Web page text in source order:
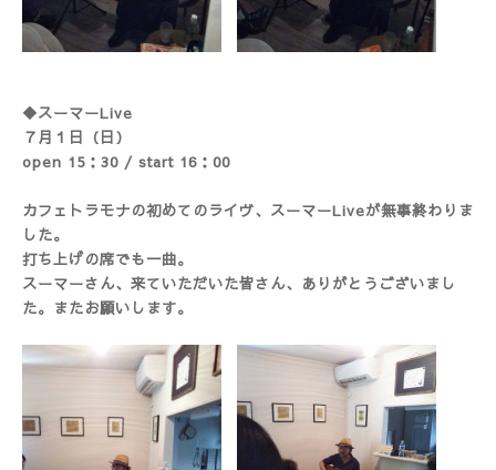
◆スーマーLive
７月１日（日）
open 15：30 / start 16：00
カフェトラモナの初めてのライヴ、スーマーLiveが無事終わりま
した。
打ち上げの席でも一曲。
スーマーさん、来ていただいた皆さん、ありがとうございまし
た。またお願いします。